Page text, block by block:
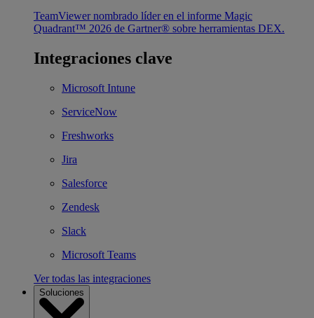
TeamViewer nombrado líder en el informe Magic
Quadrant™ 2026 de Gartner® sobre herramientas DEX.
Integraciones clave
Microsoft Intune
ServiceNow
Freshworks
Jira
Salesforce
Zendesk
Slack
Microsoft Teams
Ver todas las integraciones
Soluciones